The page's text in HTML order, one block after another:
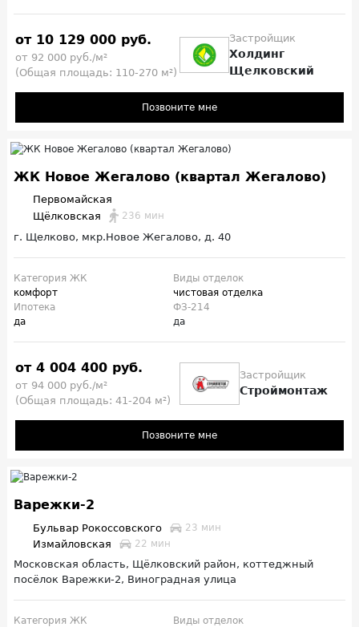
от 10 129 000 руб.
от 92 000 руб./м²
(Общая площадь: 110-270 м²)
Застройщик
Холдинг
Щелковский
Позвоните мне
ЖК Новое Жегалово (квартал Жегалово)
Первомайская
Щёлковская
236 мин
г. Щелково, мкр.Новое Жегалово, д. 40
Категория ЖК
комфорт
Виды отделок
чистовая отделка
Ипотека
да
ФЗ-214
да
от 4 004 400 руб.
от 94 000 руб./м²
(Общая площадь: 41-204 м²)
Застройщик
Строймонтаж
Позвоните мне
Варежки-2
Бульвар Рокоссовского 23 мин
Измайловская 22 мин
Московская область, Щёлковский район, коттеджный
посёлок Варежки-2, Виноградная улица
Категория ЖК
Виды отделок